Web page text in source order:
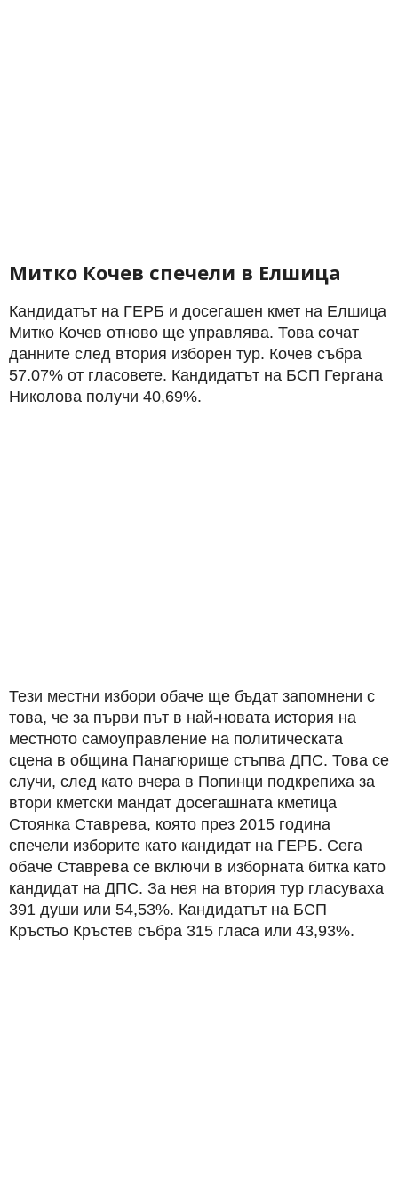
Митко Кочев спечели в Елшица
Кандидатът на ГЕРБ и досегашен кмет на Елшица
Митко Кочев отново ще управлява. Това сочат
данните след втория изборен тур. Кочев събра
57.07% от гласовете. Кандидатът на БСП Гергана
Николова получи 40,69%.
Тези местни избори обаче ще бъдат запомнени с
това, че за първи път в най-новата история на
местното самоуправление на политическата
сцена в община Панагюрище стъпва ДПС. Това се
случи, след като вчера в Попинци подкрепиха за
втори кметски мандат досегашната кметица
Стоянка Ставрева, която през 2015 година
спечели изборите като кандидат на ГЕРБ. Сега
обаче Ставрева се включи в изборната битка като
кандидат на ДПС. За нея на втория тур гласуваха
391 души или 54,53%. Кандидатът на БСП
Кръстьо Кръстев събра 315 гласа или 43,93%.